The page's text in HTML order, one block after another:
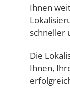
Ihnen
schneller
Die
Ihnen,